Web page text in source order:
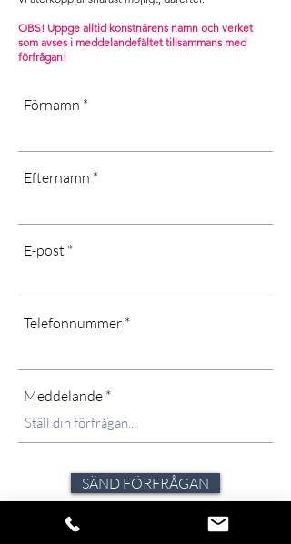
valfri uppsättning.
[Dust dry only, don’t use water or
chemicals, long-term exposure in
cold or wet areas, as well as direct
canvas]
OBS! Uppge alltid konstnärens namn och verket
som avses i meddelandefältet tillsammans med
förfrågan!
Förnamn
Efternamn
E-post
Telefonnummer
Meddelande
SÄND FÖRFRÅGAN